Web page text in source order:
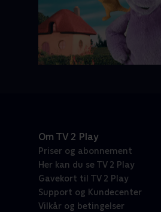
Om TV 2 Play
Priser og abonnement
Her kan du se TV 2 Play
Gavekort til TV 2 Play
Support og Kundecenter
Vilkår og betingelser